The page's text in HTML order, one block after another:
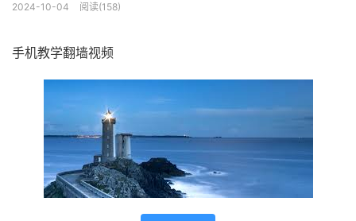
2024-10-04 阅读(158)
手机教学翻墙视频